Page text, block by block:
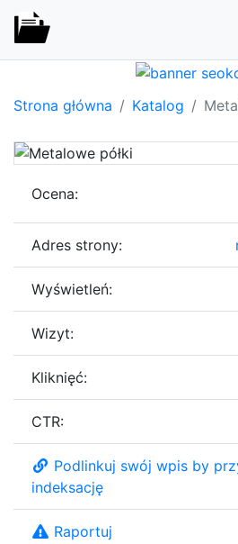
Strona główna Katalog
Ocena:
Adres strony:
Wyświetleń:
Wizyt:
Kliknięć:
CTR:
Podlinkuj swój wpis by
indeksację
Raportuj